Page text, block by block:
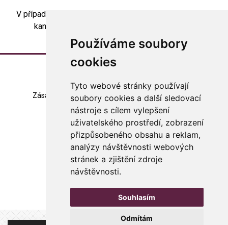
Používáme soubory
cookies
Tyto webové stránky používají
soubory cookies a další sledovací
nástroje s cílem vylepšení
uživatelského prostředí, zobrazení
přizpůsobeného obsahu a reklam,
analýzy návštěvnosti webových
stránek a zjištění zdroje
návštěvnosti.
Souhlasím
Odmítám
V případě zájmu o skupinovou artesupervizi kontaktujte
kancelář asociace (
Zásady zpracování souborů cookie Mapa stránek
Změna nastavení
© 2023 Česká arteterapeutická asociace
všechna práva vyhrazena
Made with
in Czech rep.